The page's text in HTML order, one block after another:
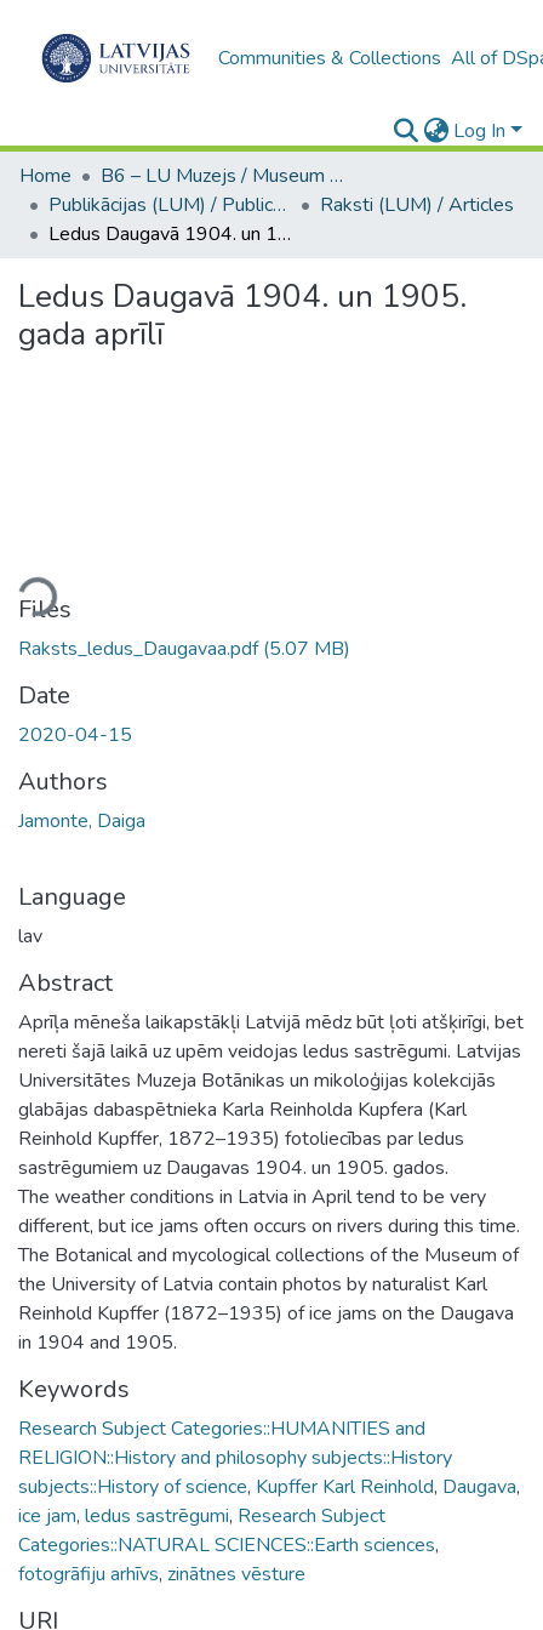
Communities & Collections All of
Log In
Home
B6 – LU Muzejs / Museum of the UL
Publikācijas (LUM) / Publications
Raksti (LUM) / Articles
Ledus Daugavā 1904. un 1905. gada aprīlī
Ledus Daugavā 1904. un 1905.
gada aprīlī
Files
Raksts_ledus_Daugavaa.pdf(5.07 MB)
Date
2020-04-15
Authors
Jamonte, Daiga
Language
lav
Abstract
Aprīļa mēneša laikapstākļi Latvijā mēdz būt ļoti atšķirīgi, bet
nereti šajā laikā uz upēm veidojas ledus sastrēgumi. Latvijas
Universitātes Muzeja Botānikas un mikoloģijas kolekcijās
glabājas dabaspētnieka Karla Reinholda Kupfera (Karl
Reinhold Kupffer, 1872–1935) fotoliecības par ledus
sastrēgumiem uz Daugavas 1904. un 1905. gados.
The weather conditions in Latvia in April tend to be very
different, but ice jams often occurs on rivers during this time.
The Botanical and mycological collections of the Museum of
the University of Latvia contain photos by naturalist Karl
Reinhold Kupffer (1872–1935) of ice jams on the Daugava
in 1904 and 1905.
Keywords
Research Subject Categories::HUMANITIES and
RELIGION::History and philosophy subjects::History
subjects::History of science, Kupffer Karl Reinhold, Daugava,
ice jam, ledus sastrēgumi, Research Subject
Categories::NATURAL SCIENCES::Earth sciences,
fotogrāfiju arhīvs, zinātnes vēsture
URI